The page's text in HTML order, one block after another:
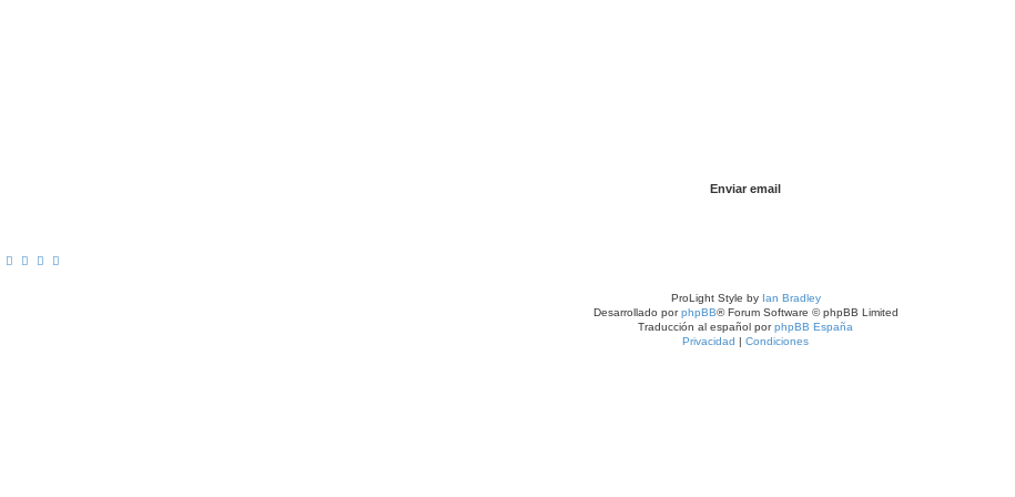
ProLight Style by Ian Bradley
Desarrollado porphpBB® Forum Software © phpBB Limited
Traducción al español porphpBB España
Privacidad | Condiciones